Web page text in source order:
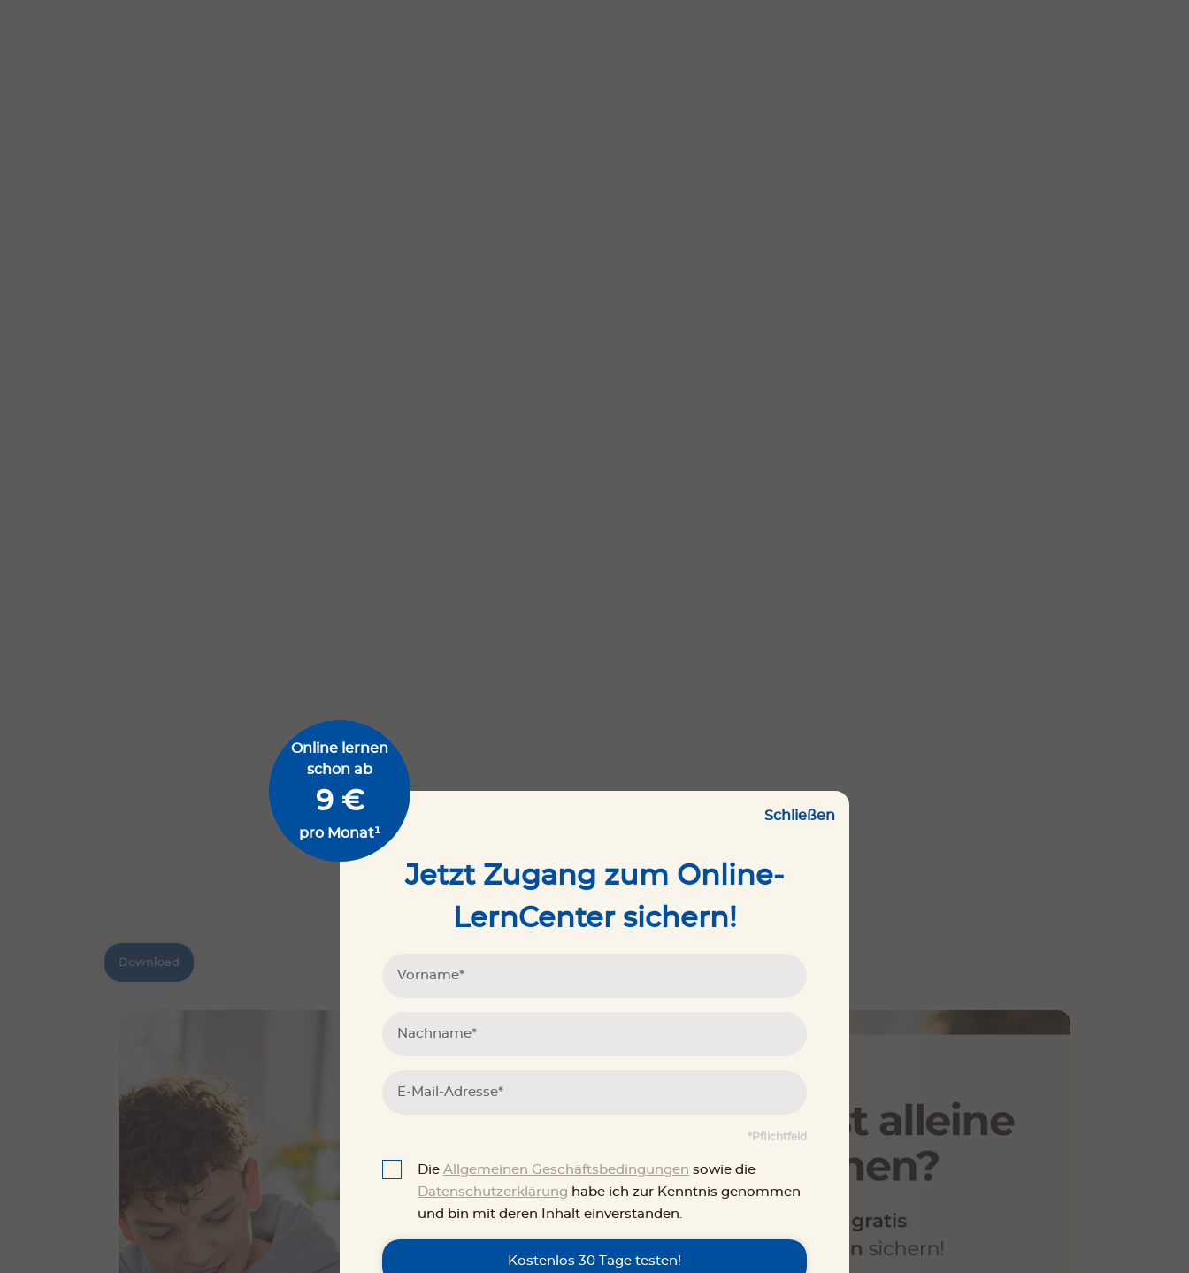
Download
Online lernen
schon ab
9 €
pro Monat¹
Schließen
Jetzt Zugang zum Online-
LernCenter sichern!
*Pflichtfeld
Die Allgemeinen Geschäftsbedingungen sowie die
Datenschutzerklärung habe ich zur Kenntnis genommen
und bin mit deren Inhalt einverstanden.
Kostenlos 30 Tage testen!